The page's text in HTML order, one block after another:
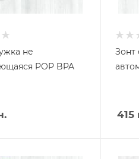
не
POP BPA
Зонт
415